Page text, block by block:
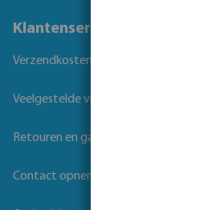
Klantenservice
Verzendkosten
Veelgestelde vragen
Retouren en garantie
Contact opnemen